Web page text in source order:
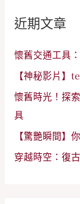
字
近期文章
懷舊交通工具
【神秘影片】
懷舊時光！探
具
【驚艷瞬間】
穿越時空：復